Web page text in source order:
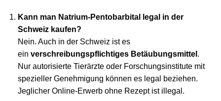
Kann man Natrium-Pentobarbital legal in der
Schweiz kaufen?
Nein. Auch in der Schweiz ist es
ein verschreibungspflichtiges Betäubungsmittel .
Nur autorisierte Tierärzte oder Forschungsinstitute mit
spezieller Genehmigung können es legal beziehen.
Jeglicher Online-Erwerb ohne Rezept ist illegal.